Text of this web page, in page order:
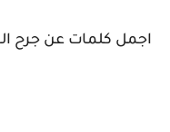
اجمل كلمات عن جرح